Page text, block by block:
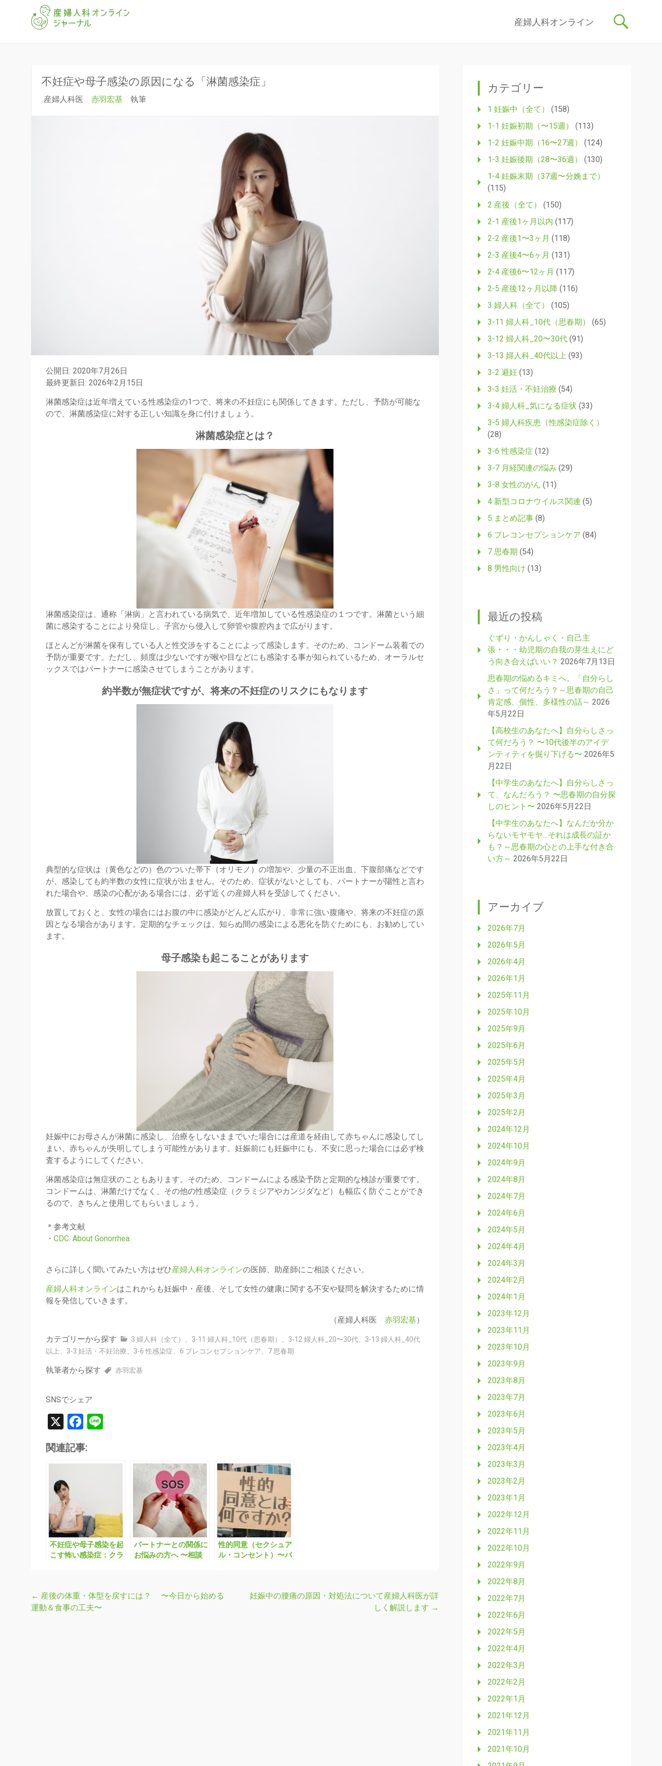
ン
ス
ッ
プ
産婦人科オンライン
不妊症や母子感染の原因になる「淋菌感染症」
産婦人科医 赤羽宏基 執筆
公開日: 2020年7月26日
最終更新日: 2026年2月15日
淋菌感染症は近年増えている性感染症の1つで、将来の不妊症にも関係してきます。ただし、予防が可能な
ので、淋菌感染症に対する正しい知識を身に付けましょう。
淋菌感染症とは？
淋菌感染症は、通称「淋病」と言われている病気で、近年増加している性感染症の１つです。淋菌という細
菌に感染することにより発症し、子宮から侵入して卵管や腹腔内まで広がります。
ほとんどが淋菌を保有している人と性交渉をすることによって感染します。そのため、コンドーム装着での
予防が重要です。ただし、頻度は少ないですが喉や目などにも感染する事が知られているため、オーラルセ
ックスではパートナーに感染させてしまうことがあります。
約半数が無症状ですが、将来の不妊症のリスクにもなります
典型的な症状は（黄色などの）色のついた帯下（オリモノ）の増加や、少量の不正出血、下腹部痛などです
が、感染しても約半数の女性に症状が出ません。そのため、症状がないとしても、パートナーが陽性と言わ
れた場合や、感染の心配がある場合には、必ず近くの産婦人科を受診してください。
放置しておくと、女性の場合にはお腹の中に感染がどんどん広がり、非常に強い腹痛や、将来の不妊症の原
因となる場合があります。定期的なチェックは、知らぬ間の感染による悪化を防ぐためにも、お勧めしてい
ます。
母子感染も起こることがあります
妊娠中にお母さんが淋菌に感染し、治療をしないままでいた場合には産道を経由して赤ちゃんに感染してし
まい、赤ちゃんが失明してしまう可能性があります。妊娠前にも妊娠中にも、不安に思った場合には必ず検
査するようにしてください。
淋菌感染症は無症状のこともあります。そのため、コンドームによる感染予防と定期的な検診が重要です。
コンドームは、淋菌だけでなく、その他の性感染症（クラミジアやカンジダなど）も幅広く防ぐことができ
るので、きちんと使用してもらいましょう。
＊参考文献
・ CDC. About Gonorrhea.
さらに詳しく聞いてみたい方はぜひ産婦人科オンラインの医師、助産師にご相談ください。
産婦人科オンラインはこれからも妊娠中・産後、そして女性の健康に関する不安や疑問を解決するために情
報を発信していきます。
（産婦人科医赤羽宏基）
カテゴリーから探す 3 婦人科（全て） 、 3-11 婦人科_10代（思春期） 、 3-12 婦人科_20〜30代、 3-13 婦人科_40代
以上、 3-3 妊活・不妊治療、 3-6 性感染症、 6 プレコンセプションケア、 7 思春期
執筆者から探す 赤羽宏基
SNSでシェア
X Facebook
関連記事:
不妊症や母子感染を起
こす怖い感染症：クラ
パートナーとの関係に
お悩みの方へ 〜相談
性的同意（セクシュア
ル・コンセント）〜パ
投
稿
← 産後の体重・体型を戻すには？ 〜今日から始める
運動＆食事の工夫〜
妊娠中の腰痛の原因・対処法について産婦人科医が詳
しく解説します →
カテゴリー
1 妊娠中（全て）
(158)
1-1 妊娠初期（〜15週）
(113)
1-2 妊娠中期（16〜27週）
(124)
1-3 妊娠後期（28〜36週）
(130)
1-4 妊娠末期（37週〜分娩まで）
(115)
2 産後（全て）
(150)
2-1 産後1ヶ月以内 (117)
2-2 産後1〜3ヶ月 (118)
2-3 産後4〜6ヶ月 (131)
2-4 産後6〜12ヶ月 (117)
2-5 産後12ヶ月以降 (116)
3 婦人科（全て）
(105)
3-11 婦人科_10代（思春期）
(65)
3-12 婦人科_20〜30代(91)
3-13 婦人科_40代以上 (93)
3-2 避妊(13)
3-3 妊活・不妊治療 (54)
3-4 婦人科_気になる症状 (33)
3-5 婦人科疾患（性感染症除く）
(28)
3-6 性感染症 (12)
3-7 月経関連の悩み (29)
3-8 女性のがん (11)
4 新型コロナウイルス関連 (5)
5 まとめ記事(8)
6 プレコンセプションケア (84)
7 思春期 (54)
8 男性向け (13)
最近の投稿
ぐずり・かんしゃく・自己主
張・・・幼児期の自我の芽生えにど
う向き合えばいい？ 2026年7月13日
思春期の悩めるキミへ。「自分らし
さ」って何だろう？～思春期の自己
肯定感、個性、多様性の話～ 2026
年5月22日
【高校生のあなたへ】自分らしさっ
て何だろう？ 〜10代後半のアイデ
ンティティを掘り下げる〜 2026年5
月22日
【中学生のあなたへ】自分らしさっ
て、なんだろう？ 〜思春期の自分探
しのヒント〜 2026年5月22日
【中学生のあなたへ】なんだか分か
らないモヤモヤ…それは成長の証か
も？～思春期の心との上手な付き合
い方～ 2026年5月22日
アーカイブ
2026年7月
2026年5月
2026年4月
2026年1月
2025年11月
2025年10月
2025年9月
2025年6月
2025年5月
2025年4月
2025年3月
2025年2月
2024年12月
2024年10月
2024年9月
2024年8月
2024年7月
2024年6月
2024年5月
2024年4月
2024年3月
2024年2月
2024年1月
2023年12月
2023年11月
2023年10月
2023年9月
2023年8月
2023年7月
2023年6月
2023年5月
2023年4月
2023年3月
2023年2月
2023年1月
2022年12月
2022年11月
2022年10月
2022年9月
2022年8月
2022年7月
2022年6月
2022年5月
2022年4月
2022年3月
2022年2月
2022年1月
2021年12月
2021年11月
2021年10月